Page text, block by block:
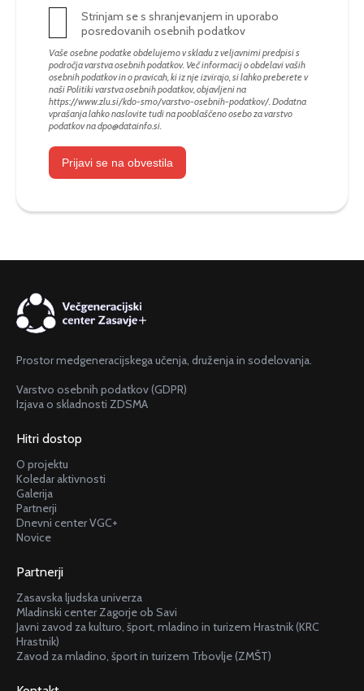
Strinjam se s shranjevanjem in uporabo
posredovanih osebnih podatkov
Vaše osebne podatke obdelujemo v skladu z veljavnimi predpisi s
področja varstva osebnih podatkov. Več informacij o obdelavi vaših
osebnih podatkov in o pravicah, ki iz nje izvirajo, si lahko preberete v
naši Politiki varstva osebnih podatkov, objavljeni na
https://www.zlu.si/kdo-smo/varstvo-osebnih-podatkov/. Dodatna
vprašanja lahko naslovite tudi na pooblaščeno osebo za varstvo
podatkov nadpo@datainfo.si
Prijavi se na obvestila
Prostor medgeneracijskega učenja, druženja in sodelovanja.
Varstvo osebnih podatkov (GDPR)
Izjava o skladnosti ZDSMA
Hitri dostop
O projektu
Koledar aktivnosti
Galerija
Partnerji
Dnevni center VGC+
Novice
Partnerji
Zasavska ljudska univerza
Mladinski center Zagorje ob Savi
Javni zavod za kulturo, šport, mladino in turizem Hrastnik (KRC
Hrastnik)
Zavod za mladino, šport in turizem Trbovlje (ZMŠT)